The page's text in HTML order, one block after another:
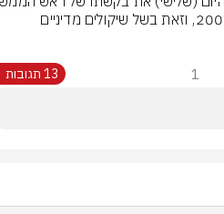
1 13 תגובות